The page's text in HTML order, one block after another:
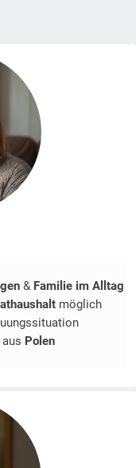
& Familie im Alltag
möglich
aus Polen